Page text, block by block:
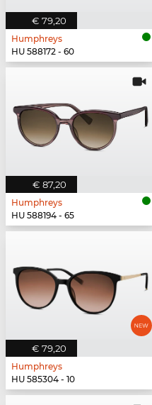
€ 79,20
Humphreys
HU 588172 - 60
€ 87,20
Humphreys
HU 588194 - 65
€ 79,20
Humphreys
HU 585304 - 10